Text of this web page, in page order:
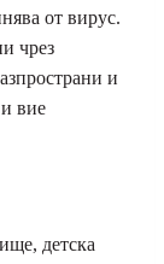
от вирус.
чрез
и
вие
детска